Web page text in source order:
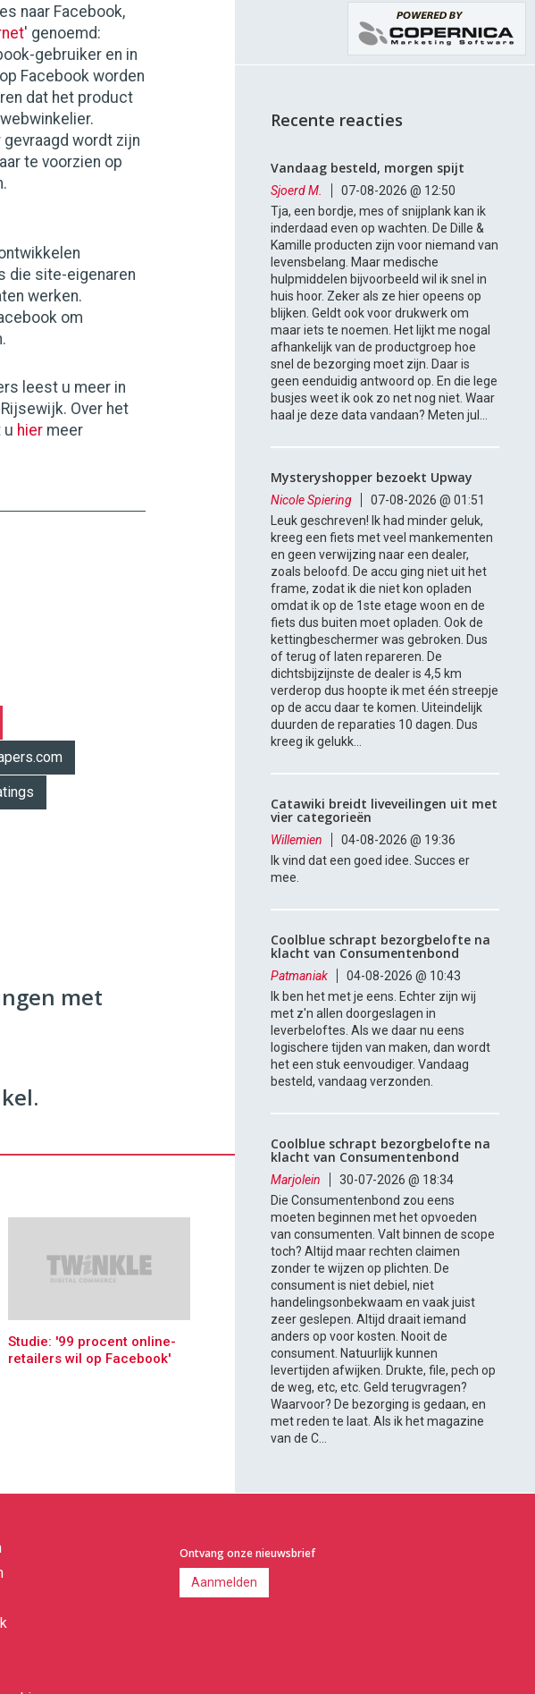
naar Facebook,
' genoemd:
gebruiker en in
Facebook worden
dat het product
wordt zijn
te voorzien op
die site-eigenaren
werken.
om
leest u meer in
Over het
u hier meer
met
Studie: '99 procent online-
retailers wil op Facebook'
Recente reacties
Vandaag besteld, morgen spijt
Sjoerd M.
07-08-2026 @ 12:50
Tja, een bordje, mes of snijplank kan ik
inderdaad even op wachten. De Dille &
Kamille producten zijn voor niemand van
levensbelang. Maar medische
hulpmiddelen bijvoorbeeld wil ik snel in
huis hoor. Zeker als ze hier opeens op
blijken. Geldt ook voor drukwerk om
maar iets te noemen. Het lijkt me nogal
afhankelijk van de productgroep hoe
snel de bezorging moet zijn. Daar is
geen eenduidig antwoord op. En die lege
busjes weet ik ook zo net nog niet. Waar
haal je deze data vandaan? Meten jul...
Mysteryshopper bezoekt Upway
Nicole Spiering
07-08-2026 @ 01:51
Leuk geschreven! Ik had minder geluk,
kreeg een fiets met veel mankementen
en geen verwijzing naar een dealer,
zoals beloofd. De accu ging niet uit het
frame, zodat ik die niet kon opladen
omdat ik op de 1ste etage woon en de
fiets dus buiten moet opladen. Ook de
kettingbeschermer was gebroken. Dus
of terug of laten repareren. De
dichtsbijzijnste de dealer is 4,5 km
verderop dus hoopte ik met één streepje
op de accu daar te komen. Uiteindelijk
duurden de reparaties 10 dagen. Dus
kreeg ik gelukk...
Catawiki breidt liveveilingen uit met
vier categorieën
Willemien
04-08-2026 @ 19:36
Ik vind dat een goed idee. Succes er
mee.
Coolblue schrapt bezorgbelofte na
klacht van Consumentenbond
Patmaniak
04-08-2026 @ 10:43
Ik ben het met je eens. Echter zijn wij
met z'n allen doorgeslagen in
leverbeloftes. Als we daar nu eens
logischere tijden van maken, dan wordt
het een stuk eenvoudiger. Vandaag
besteld, vandaag verzonden.
Coolblue schrapt bezorgbelofte na
klacht van Consumentenbond
Marjolein
30-07-2026 @ 18:34
Die Consumentenbond zou eens
moeten beginnen met het opvoeden
van consumenten. Valt binnen de scope
toch? Altijd maar rechten claimen
zonder te wijzen op plichten. De
consument is niet debiel, niet
handelingsonbekwaam en vaak juist
zeer geslepen. Altijd draait iemand
anders op voor kosten. Nooit de
consument. Natuurlijk kunnen
levertijden afwijken. Drukte, file, pech op
de weg, etc, etc. Geld terugvragen?
Waarvoor? De bezorging is gedaan, en
met reden te laat. Als ik het magazine
van de C...
Ontvang onze nieuwsbrief
Aanmelden